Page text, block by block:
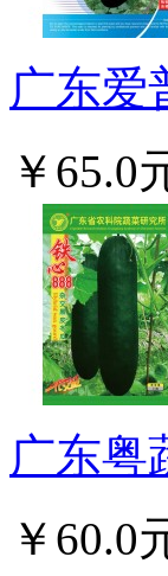
广东爱
￥65.0
广东粤
￥60.0